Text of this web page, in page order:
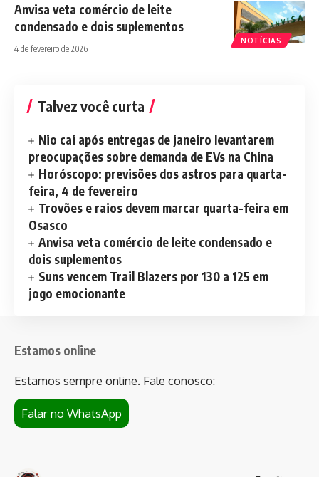
NOTÍCIAS
Anvisa veta comércio de leite
condensado e dois suplementos
4 de fevereiro de 2026
Talvez você curta
Nio cai após entregas de janeiro levantarem
preocupações sobre demanda de EVs na China
Horóscopo: previsões dos astros para quarta-
feira, 4 de fevereiro
Trovões e raios devem marcar quarta-feira em
Osasco
Anvisa veta comércio de leite condensado e
dois suplementos
Suns vencem Trail Blazers por 130 a 125 em
jogo emocionante
Estamos online
Estamos sempre online. Fale conosco:
Falar no WhatsApp